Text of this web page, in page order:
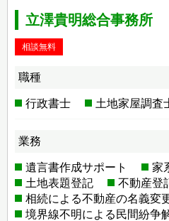
立澤貴明総合事務所
相談無料
職種
行政書士 土地家屋調査
業務
遺言書作成サポート
家
土地表題登記
不動産登
相続による不動産の名義変
境界線不明による民間紛争